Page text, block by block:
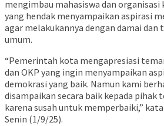
mengimbau mahasiswa dan organisasi
yang hendak menyampaikan aspirasi
agar melakukannya dengan damai
umum.
“Pemerintah kota mengapresiasi
dan OKP yang ingin menyampaikan
demokrasi yang baik. Namun kami
disampaikan secara baik kepada pihak
karena susah untuk memperbaiki,”
Senin (1/9/25).